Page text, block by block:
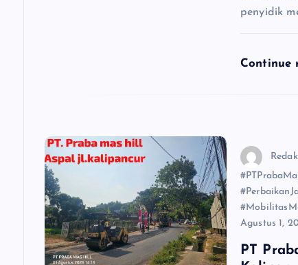
penyidik
Continue
Agustus 1,
PT